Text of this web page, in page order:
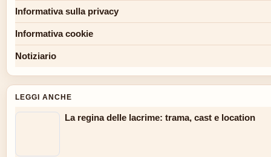
Informativa sulla privacy
Informativa cookie
Notiziario
LEGGI ANCHE
La regina delle lacrime: trama, cast e location